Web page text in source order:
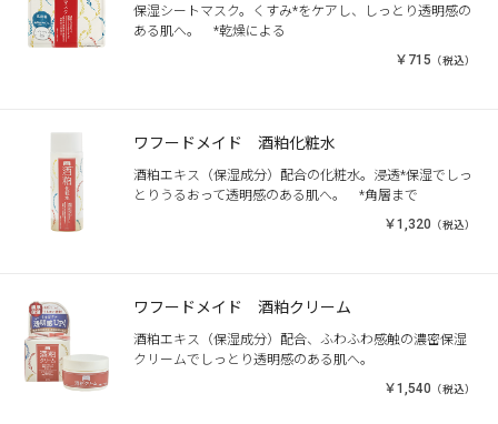
保湿シートマスク。くすみ*をケアし、しっとり透明感の
ある肌へ。 *乾燥による
￥715 （税込）
ワフードメイド 酒粕化粧水
酒粕エキス（保湿成分）配合の化粧水。浸透*保湿でしっ
とりうるおって透明感のある肌へ。 *角層まで
￥1,320 （税込）
ワフードメイド 酒粕クリーム
酒粕エキス（保湿成分）配合、ふわふわ感触の濃密保湿
クリームでしっとり透明感のある肌へ。
￥1,540 （税込）